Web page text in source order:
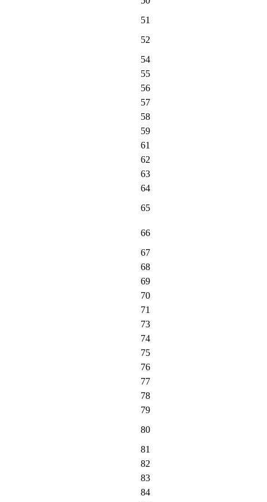
51
52
54
55
56
57
58
59
61
62
63
64
65
66
67
68
69
70
71
73
74
75
76
77
78
79
80
81
82
83
84